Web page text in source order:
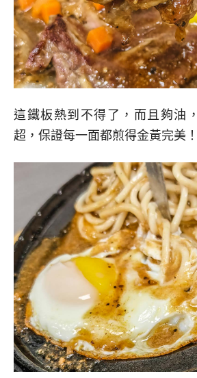
這鐵板熱到不得了，而且夠油
超，保證每一面都煎得金黃完美！